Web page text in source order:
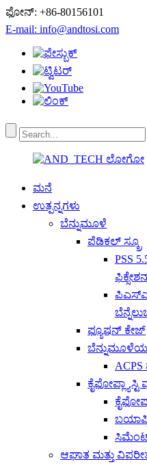
ಫೋನ್: +86-80156101
E-mail: info@andtosi.com
ಮನೆ
ಉತ್ಪನ್ನಗಳು
ಬೆನ್ನುಮೂಳೆ
ಪೆಡಿಕಲ್ ಸ್ಕ್ರೂ
PSS
ಫ್ಯೂಷನ್ ಕೇಜ್
ಬೆನ್ನುಮೂಳೆಯ
ಕೈಫೋಪ್ಲ್ಯಾಸ್ಟಿ
ಸಿಮೆಂಟ್
ಆಘಾತ ಮತ್ತು